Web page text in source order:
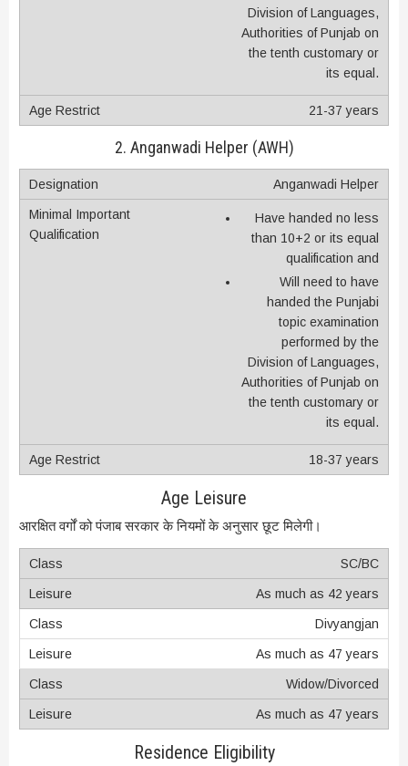
Division of Languages,
Authorities of Punjab on
the tenth customary or
its equal.
21-37 years
2. Anganwadi Helper (AWH)
Anganwadi Helper
Have handed no less
than 10+2 or its equal
qualification and
Will need to have
handed the Punjabi
topic examination
performed by the
Division of Languages,
Authorities of Punjab on
the tenth customary or
its equal.
18-37 years
Age Leisure
आरक्षित वर्गों को पंजाब सरकार के नियमों के अनुसार छूट मिलेगी।
SC/BC
As much as 42 years
Divyangjan
As much as 47 years
Widow/Divorced
As much as 47 years
Residence Eligibility